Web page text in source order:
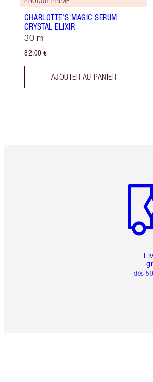
CHARLOTTE'S MAGIC SERUM
CRYSTAL ELIXIR
30 ml
82,00 €
AJOUTER AU PANIER
dès